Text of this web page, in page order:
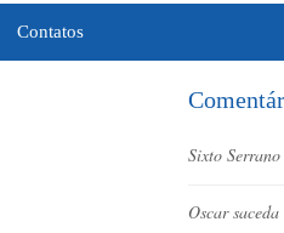
Contatos
Sixto Serrano
Oscar saceda